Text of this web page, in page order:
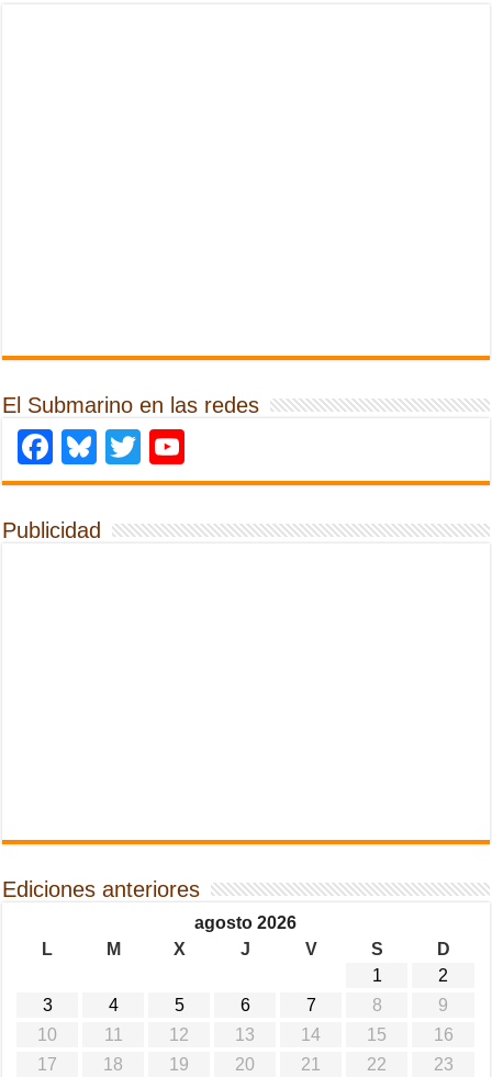
El Submarino en las redes
Facebook
Bluesky
Twitter
Publicidad
Ediciones anteriores
agosto 2026
L
M X J V S
D
1
2
3
4 5 6 7 8
9
10
11 12 13 14 15
16
17
18 19 20 21 22
23